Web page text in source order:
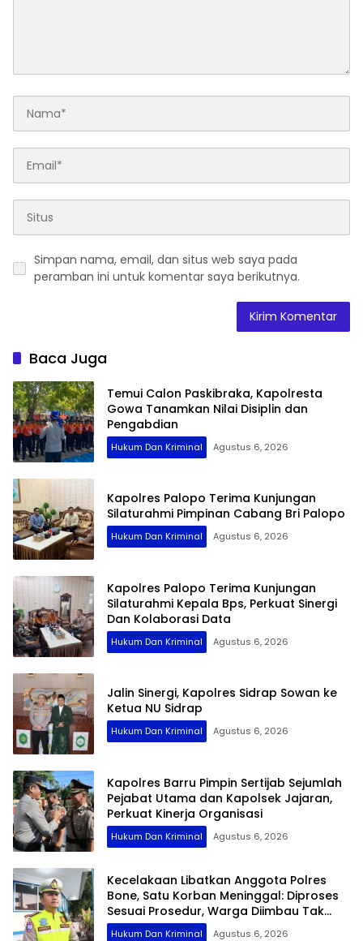
Simpan nama, email, dan situs web saya pada
peramban ini untuk komentar saya berikutnya.
Baca Juga
Temui Calon Paskibraka, Kapolresta
Gowa Tanamkan Nilai Disiplin dan
Pengabdian
Hukum Dan Kriminal Agustus 6, 2026
Kapolres Palopo Terima Kunjungan
Silaturahmi Pimpinan Cabang Bri Palopo
Hukum Dan Kriminal Agustus 6, 2026
Kapolres Palopo Terima Kunjungan
Silaturahmi Kepala Bps, Perkuat Sinergi
Dan Kolaborasi Data
Hukum Dan Kriminal Agustus 6, 2026
Jalin Sinergi, Kapolres Sidrap Sowan ke
Ketua NU Sidrap
Hukum Dan Kriminal Agustus 6, 2026
Kapolres Barru Pimpin Sertijab Sejumlah
Pejabat Utama dan Kapolsek Jajaran,
Perkuat Kinerja Organisasi
Hukum Dan Kriminal Agustus 6, 2026
Kecelakaan Libatkan Anggota Polres
Bone, Satu Korban Meninggal: Diproses
Sesuai Prosedur, Warga Diimbau Tak
Berspekulasi
Hukum Dan Kriminal Agustus 6, 2026